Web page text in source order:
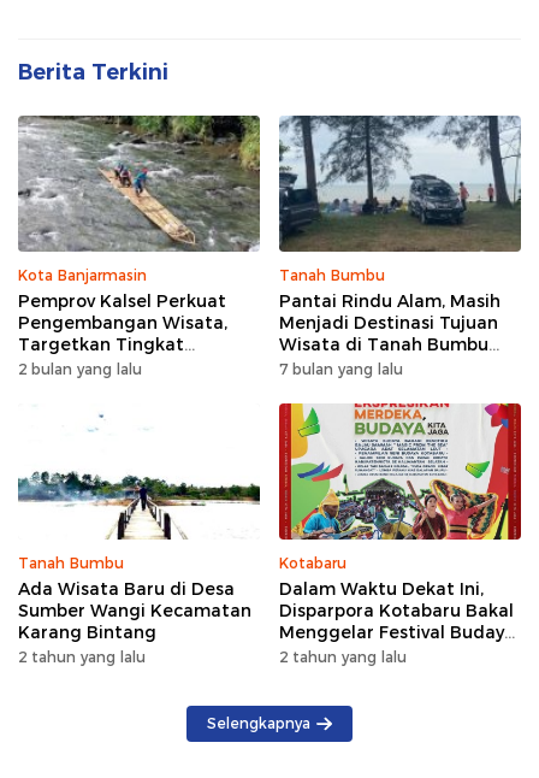
Berita Terkini
Kota Banjarmasin
Pemprov Kalsel Perkuat
Pengembangan Wisata,
Targetkan Tingkat
Kunjungan Naik 5 Persen di
2 bulan yang lalu
Tanah Bumbu
Pantai Rindu Alam, Masih
Menjadi Destinasi Tujuan
Wisata di Tanah Bumbu
dengan Rindangnya Pohon
7 bulan yang lalu
Tanah Bumbu
Ada Wisata Baru di Desa
Sumber Wangi Kecamatan
Karang Bintang
2 tahun yang lalu
Kotabaru
Dalam Waktu Dekat Ini,
Disparpora Kotabaru Bakal
Menggelar Festival Budaya
Saijaan 2024
2 tahun yang lalu
Selengkapnya